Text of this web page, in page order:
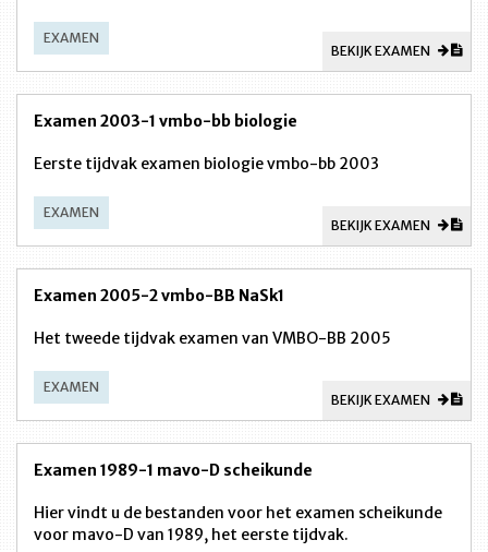
EXAMEN
BEKIJK EXAMEN
Examen 2003-1 vmbo-bb biologie
Eerste tijdvak examen biologie vmbo-bb 2003
EXAMEN
BEKIJK EXAMEN
Examen 2005-2 vmbo-BB NaSk1
Het tweede tijdvak examen van VMBO-BB 2005
EXAMEN
BEKIJK EXAMEN
Examen 1989-1 mavo-D scheikunde
Hier vindt u de bestanden voor het examen scheikunde
voor mavo-D van 1989, het eerste tijdvak.